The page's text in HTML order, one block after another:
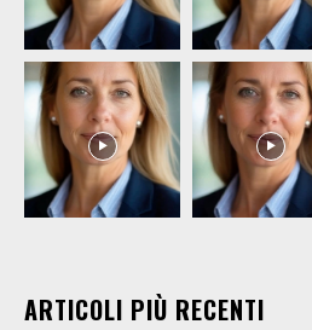
ARTICOLI PIÙ RECENTI